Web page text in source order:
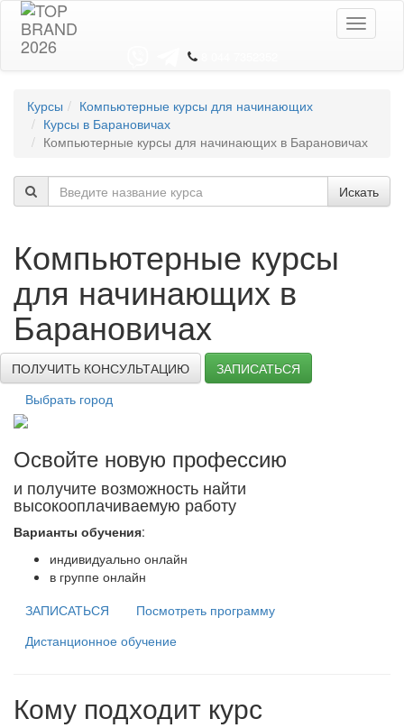
Toggle
Курсы
Компьютерные курсы для начинающих
Курсы в Барановичах
Компьютерные курсы для начинающих в Барановичах
Искать
Компьютерные курсы
для начинающих в
Барановичах
ПОЛУЧИТЬ КОНСУЛЬТАЦИЮ
ЗАПИСАТЬСЯ
Выбрать город
Освойте новую профессию
и получите возможность найти
высокооплачиваемую работу
Варианты обучения:
индивидуально онлайн
в группе онлайн
ЗАПИСАТЬСЯ
Посмотреть программу
Дистанционное обучение
Кому подходит курс